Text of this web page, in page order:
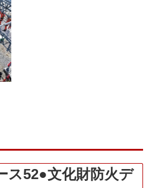
ス52●文化財防火デ